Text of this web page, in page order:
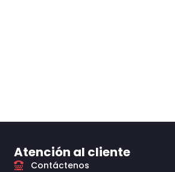
Atención al cliente
Contáctenos